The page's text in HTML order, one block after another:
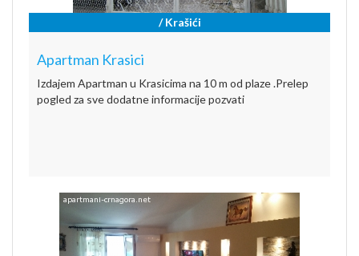
/ Krašići
Apartman Krasici
Izdajem Apartman u Krasicima na 10 m od plaze .Prelep
pogled za sve dodatne informacije pozvati